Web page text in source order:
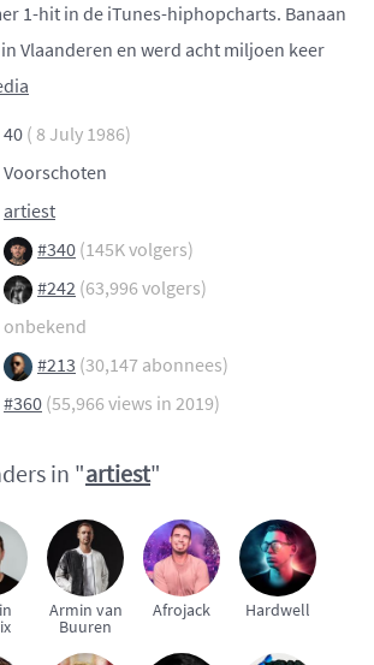
1-hit in de iTunes-hiphopcharts. Banaan
Vlaanderen en werd acht miljoen keer
40 ( 8 July 1986)
Voorschoten
artiest
#340 (145K volgers)
#242 (63,996 volgers)
onbekend
#213 (30,147 abonnees)
#360 (55,966 views in 2019)
in "artiest"
Armin van
Buuren
Afrojack Hardwell